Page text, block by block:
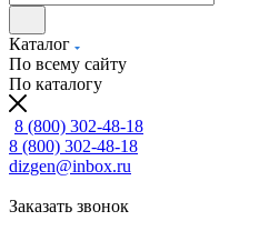
Каталог
По всему сайту
По каталогу
8 (800) 302-48-18
8 (800) 302-48-18
dizgen@inbox.ru
Заказать звонок